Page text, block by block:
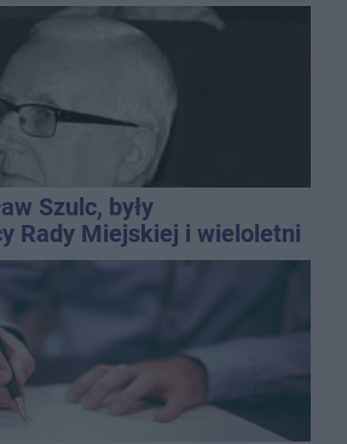
Szulc, były
Rady Miejskiej i wieloletni